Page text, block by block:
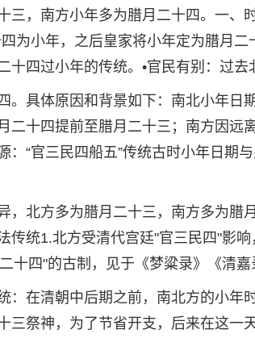
三，南方小年多为腊月二十四。一、
为小年，之后皇家将小年定为腊月二
四过小年的传统。•官民有别：过去
。具体原因和背景如下：南北小年日
二十四提前至腊月二十三；南方因远
“官三民四船五”传统古时小年日期
，北方多为腊月二十三，南方多为腊
传统1.北方受清代宫廷"官三民四"影
十四"的古制，见于《梦粱录》《清嘉
：在清朝中后期之前，南北方的小年
三祭神，为了节省开支，后来在这一